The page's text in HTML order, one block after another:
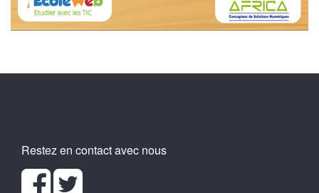
Restez en contact avec nous